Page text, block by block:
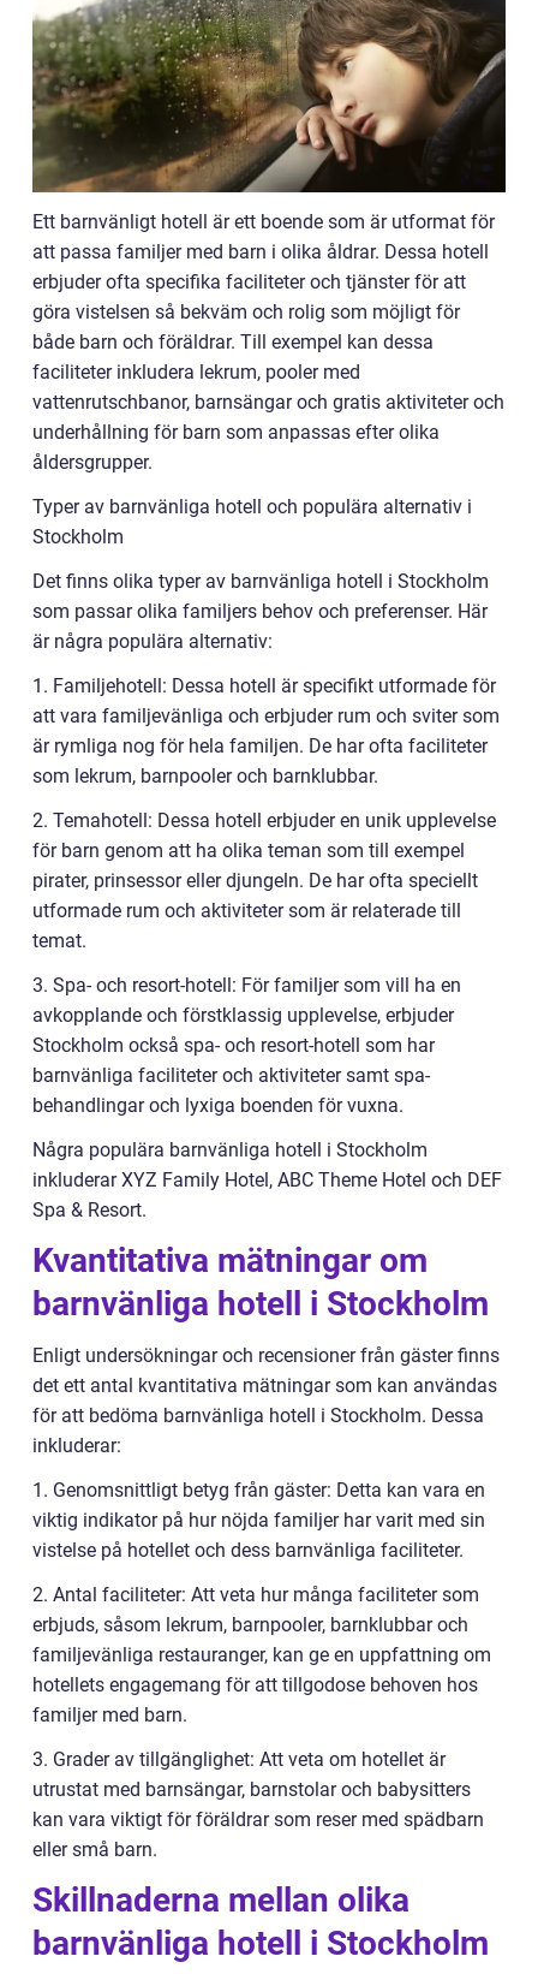
Ett barnvänligt hotell är ett boende som är utformat för
att passa familjer med barn i olika åldrar. Dessa hotell
erbjuder ofta specifika faciliteter och tjänster för att
göra vistelsen så bekväm och rolig som möjligt för
både barn och föräldrar. Till exempel kan dessa
faciliteter inkludera lekrum, pooler med
vattenrutschbanor, barnsängar och gratis aktiviteter och
underhållning för barn som anpassas efter olika
åldersgrupper.
Typer av barnvänliga hotell och populära alternativ i
Stockholm
Det finns olika typer av barnvänliga hotell i Stockholm
som passar olika familjers behov och preferenser. Här
är några populära alternativ:
1. Familjehotell: Dessa hotell är specifikt utformade för
att vara familjevänliga och erbjuder rum och sviter som
är rymliga nog för hela familjen. De har ofta faciliteter
som lekrum, barnpooler och barnklubbar.
2. Temahotell: Dessa hotell erbjuder en unik upplevelse
för barn genom att ha olika teman som till exempel
pirater, prinsessor eller djungeln. De har ofta speciellt
utformade rum och aktiviteter som är relaterade till
temat.
3. Spa- och resort-hotell: För familjer som vill ha en
avkopplande och förstklassig upplevelse, erbjuder
Stockholm också spa- och resort-hotell som har
barnvänliga faciliteter och aktiviteter samt spa-
behandlingar och lyxiga boenden för vuxna.
Några populära barnvänliga hotell i Stockholm
inkluderar XYZ Family Hotel, ABC Theme Hotel och DEF
Spa & Resort.
Kvantitativa mätningar om
barnvänliga hotell i Stockholm
Enligt undersökningar och recensioner från gäster finns
det ett antal kvantitativa mätningar som kan användas
för att bedöma barnvänliga hotell i Stockholm. Dessa
inkluderar:
1. Genomsnittligt betyg från gäster: Detta kan vara en
viktig indikator på hur nöjda familjer har varit med sin
vistelse på hotellet och dess barnvänliga faciliteter.
2. Antal faciliteter: Att veta hur många faciliteter som
erbjuds, såsom lekrum, barnpooler, barnklubbar och
familjevänliga restauranger, kan ge en uppfattning om
hotellets engagemang för att tillgodose behoven hos
familjer med barn.
3. Grader av tillgänglighet: Att veta om hotellet är
utrustat med barnsängar, barnstolar och babysitters
kan vara viktigt för föräldrar som reser med spädbarn
eller små barn.
Skillnaderna mellan olika
barnvänliga hotell i Stockholm